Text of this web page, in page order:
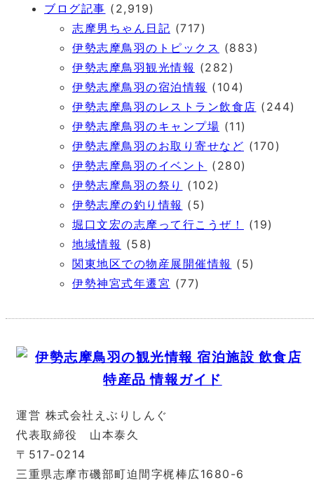
ブログ記事 (2,919)
志摩男ちゃん日記 (717)
伊勢志摩鳥羽のトピックス (883)
伊勢志摩鳥羽観光情報 (282)
伊勢志摩鳥羽の宿泊情報 (104)
伊勢志摩鳥羽のレストラン飲食店 (244)
伊勢志摩鳥羽のキャンプ場 (11)
伊勢志摩鳥羽のお取り寄せなど (170)
伊勢志摩鳥羽のイベント
(280)
伊勢志摩鳥羽の祭り
(102)
伊勢志摩の釣り情報 (5)
堀口文宏の志摩って行こうぜ！
(19)
地域情報 (58)
関東地区での物産展開催情報 (5)
伊勢神宮式年遷宮 (77)
運営 株式会社えぶりしんぐ
代表取締役 山本泰久
〒517-0214
三重県志摩市磯部町迫間字梶棒広1680-6